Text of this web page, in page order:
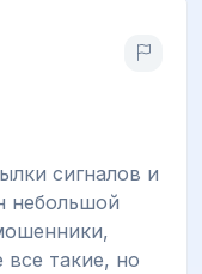
сигналов и
небольшой
такие, но